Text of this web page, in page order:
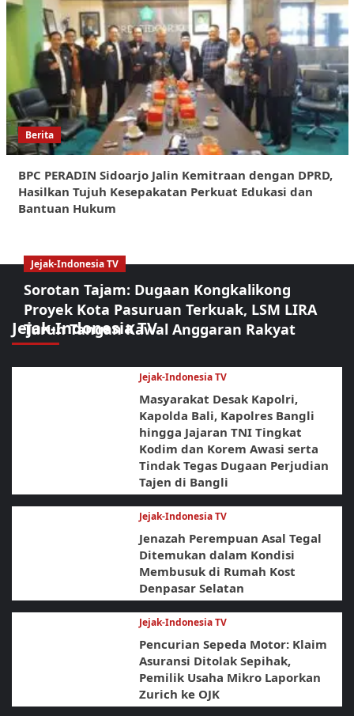
Berita
BPC PERADIN Sidoarjo Jalin Kemitraan dengan DPRD,
Hasilkan Tujuh Kesepakatan Perkuat Edukasi dan
Bantuan Hukum
Jejak-Indonesia TV
Jejak-Indonesia TV
Sorotan Tajam: Dugaan Kongkalikong
Proyek Kota Pasuruan Terkuak, LSM LIRA
Turun Tangan Kawal Anggaran Rakyat
Jejak-Indonesia TV
Masyarakat Desak Kapolri,
Kapolda Bali, Kapolres Bangli
hingga Jajaran TNI Tingkat
Kodim dan Korem Awasi serta
Tindak Tegas Dugaan Perjudian
Tajen di Bangli
Jejak-Indonesia TV
Jenazah Perempuan Asal Tegal
Ditemukan dalam Kondisi
Membusuk di Rumah Kost
Denpasar Selatan
Jejak-Indonesia TV
Pencurian Sepeda Motor: Klaim
Asuransi Ditolak Sepihak,
Pemilik Usaha Mikro Laporkan
Zurich ke OJK